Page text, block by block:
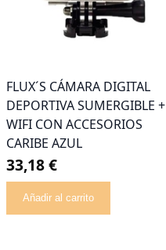
FLUX´S CÁMARA DIGITAL
DEPORTIVA SUMERGIBLE +
WIFI CON ACCESORIOS
CARIBE AZUL
33,18 €
Añadir al carrito